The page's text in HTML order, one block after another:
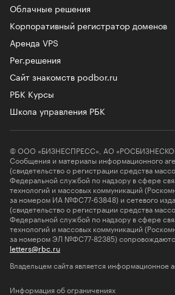
Облачные решения
Корпоративный регистратор доменов
Аренда VPS
Рег.решения
Сайт знакомств podbor.ru
РБК Курсы
Школа управления РБК
© ООО «БИЗНЕСПРЕСС», АО
Сообщения и материалы информационного
(свидетельство о регистрации средства
Федеральной службой по надзору в сфере
технологий и массовых коммуникаций
за номером ИА №ФС77-63848) и сетевого
(свидетельство о регистрации средства
Федеральной службой по надзору в сфере
технологий и массовых коммуникаций
за номером ЭЛ №ФС77-82385)
letters@rbc.ru
Владельцем сайта является информационное
Информация об ограничениях